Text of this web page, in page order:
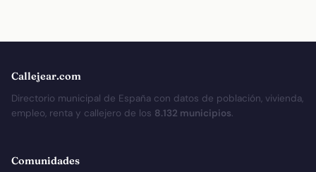
Callejear.com
Directorio municipal de España con datos de población, vivienda,
empleo, renta y callejero de los 8.132 municipios.
Comunidades